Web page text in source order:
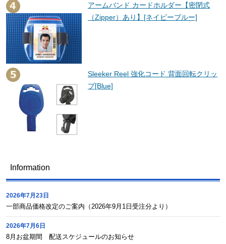
アームバンド カードホルダー【密閉式
（Zipper）あり】[ネイビーブルー]
Sleeker Reel 強化コード 背面回転クリッ
プ[Blue]
Information
2026年7月23日
一部商品価格改定のご案内（2026年9月1日受注分より）
2026年7月6日
8月お盆期間 配送スケジュールのお知らせ